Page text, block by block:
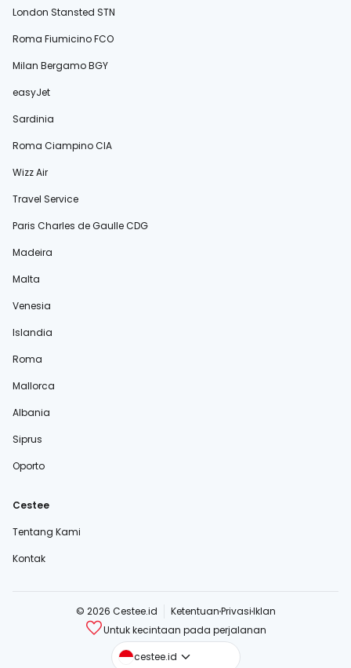
London Stansted STN
Roma Fiumicino FCO
Milan Bergamo BGY
easyJet
Sardinia
Roma Ciampino CIA
Wizz Air
Travel Service
Paris Charles de Gaulle CDG
Madeira
Malta
Venesia
Islandia
Roma
Mallorca
Albania
Siprus
Oporto
Cestee
Tentang Kami
Kontak
© 2026 Cestee.id KetentuanPrivasiIklan
Untuk kecintaan pada perjalanan
cestee.id
cestee.com